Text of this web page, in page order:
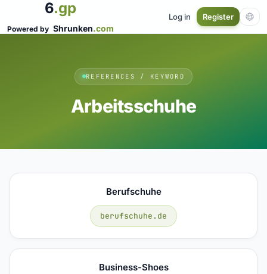
6.gp
Powered by Shrunken.com
Log in Register
REFERENCES / KEYWORD
Arbeitsschuhe
Berufschuhe
berufschuhe.de
Business-Shoes